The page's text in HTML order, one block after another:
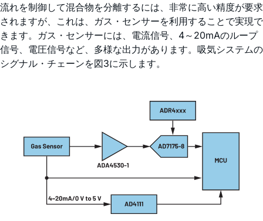
流れを制御して混合物を分離するには、非常に高い精度が要求
されますが、これは、ガス・センサーを利用することで実現で
きます。ガス・センサーには、電流信号、4～20mAのループ
信号、電圧信号など、多様な出力があります。吸気システムの
シグナル・チェーンを図3に示します。